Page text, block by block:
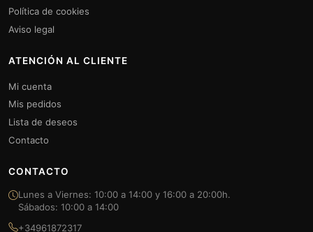
Política de cookies
Aviso legal
ATENCIÓN AL CLIENTE
Mi cuenta
Mis pedidos
Lista de deseos
Contacto
CONTACTO
Lunes a Viernes: 10:00 a 14:00 y 16:00 a 20:00h.
Sábados: 10:00 a 14:00
+34961872317